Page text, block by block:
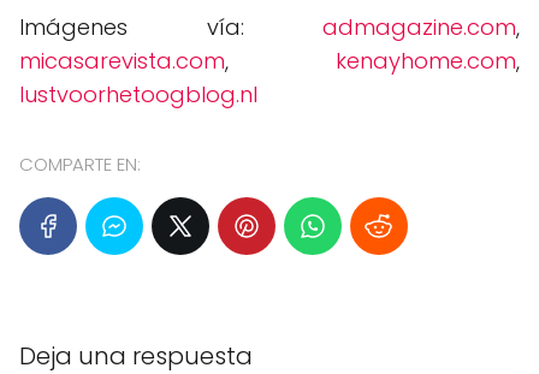
Imágenes vía: admagazine.com,
micasarevista.com, kenayhome.com,
lustvoorhetoogblog.nl
COMPARTE EN:
Deja una respuesta